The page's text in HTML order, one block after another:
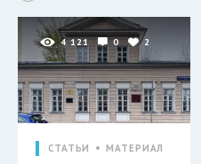
4 121 0 2
СТАТЬИ МАТЕРИАЛ